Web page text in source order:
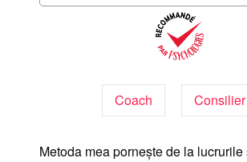
Coach Consilier
Metoda mea pornește de la